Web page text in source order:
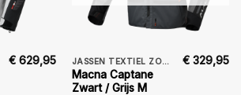
€ 629,95 JASSEN TEXTIEL ZOMER
Macna Captane
Zwart / Grijs M
€ 329,95